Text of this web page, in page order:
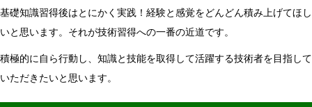
基礎知識習得後はとにかく実践！経験と感覚をどんどん積み上げてほし
いと思います。それが技術習得への一番の近道です。
積極的に自ら行動し、知識と技能を取得して活躍する技術者を目指して
いただきたいと思います。